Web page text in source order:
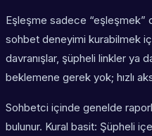
Eşleşme sadece “eşleşmek”
sohbet deneyimi kurabilmek
davranışlar, şüpheli linkler ya
beklemene gerek yok; hızlı
Sohbetci içinde genelde
bulunur. Kural basit: Şüpheli